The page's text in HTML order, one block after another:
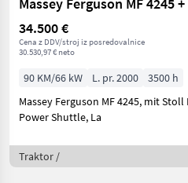
Massey Ferguson MF 4245
34.500 €
Cena z DDV/stroj iz posredovalnice
30.530,97 € neto
90 KM/66 kW L. pr. 2000
3500 h
Massey Ferguson MF 4245, mit
Power Shuttle, La
Traktor /